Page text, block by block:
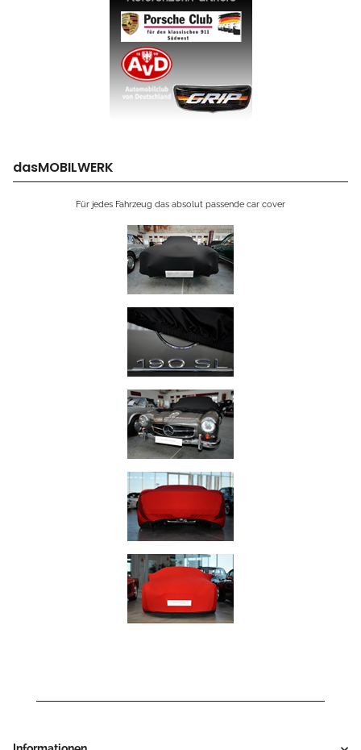
dasMOBILWERK
Für jedes Fahrzeug das absolut passende car cover